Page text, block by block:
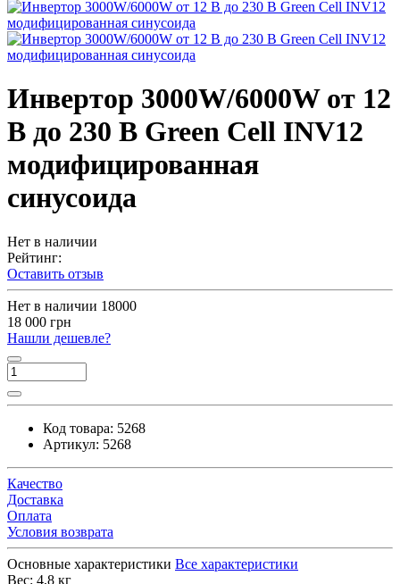
Инвертор 3000W/6000W от 12
В до 230 В Green Cell INV12
модифицированная
синусоида
Нет в наличии
Рейтинг:
Оставить отзыв
Нет в наличии 18000
18 000 грн
Нашли дешевле?
Код товара: 5268
Артикул: 5268
Качество
Доставка
Оплата
Условия возврата
Основные характеристики Все характеристики
Вес: 4,8 кг